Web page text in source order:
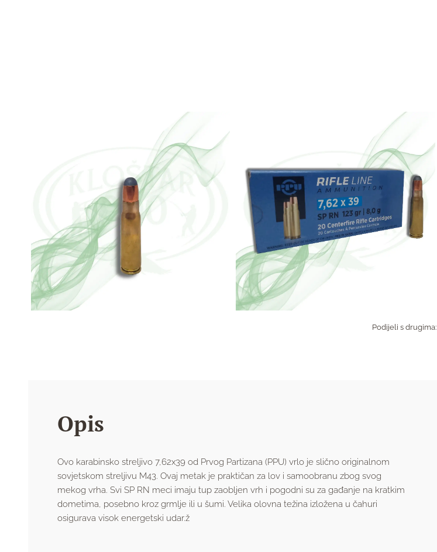
Podijeli s drugima:
Opis
Ovo karabinsko streljivo 7,62x39 od Prvog Partizana (PPU) vrlo je slično originalnom
sovjetskom streljivu M43. Ovaj metak je praktičan za lov i samoobranu zbog svog
mekog vrha. Svi SP RN meci imaju tup zaobljen vrh i pogodni su za gađanje na kratkim
dometima, posebno kroz grmlje ili u šumi. Velika olovna težina izložena u čahuri
osigurava visok energetski udar.ž